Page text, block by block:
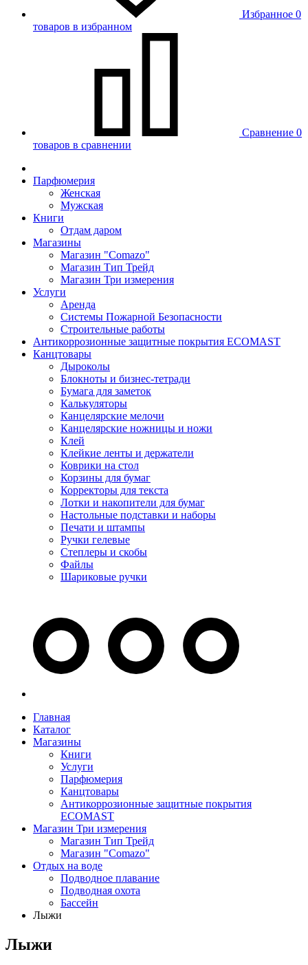
Избранное 0
товаров в избранном
Сравнение 0
товаров в сравнении
Парфюмерия
Женская
Мужская
Книги
Отдам даром
Магазины
Магазин "Comazo"
Магазин Тип Трейд
Магазин Три измерения
Услуги
Аренда
Системы Пожарной Безопасности
Строительные работы
Антикоррозионные защитные покрытия ECOMAST
Канцтовары
Дыроколы
Блокноты и бизнес-тетради
Бумага для заметок
Калькуляторы
Канцелярские мелочи
Канцелярские ножницы и ножи
Клей
Клейкие ленты и держатели
Коврики на стол
Корзины для бумаг
Корректоры для текста
Лотки и накопители для бумаг
Настольные подставки и наборы
Печати и штампы
Ручки гелевые
Степлеры и скобы
Файлы
Шариковые ручки
Главная
Каталог
Магазины
Книги
Услуги
Парфюмерия
Канцтовары
Антикоррозионные защитные покрытия
ECOMAST
Магазин Три измерения
Магазин Тип Трейд
Магазин "Comazo"
Отдых на воде
Подводное плавание
Подводная охота
Бассейн
Лыжи
Лыжи